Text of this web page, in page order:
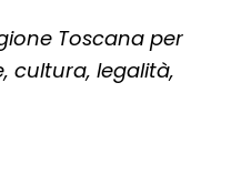
Toscana per
cultura, legalità,